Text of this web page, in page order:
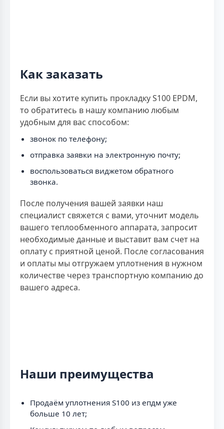
Как заказать
Если вы хотите купить прокладку S100 EPDM,
то обратитесь в нашу компанию любым
удобным для вас способом:
звонок по телефону;
отправка заявки на электронную почту;
воспользоваться виджетом обратного
звонка.
После получения вашей заявки наш
специалист свяжется с вами, уточнит модель
вашего теплообменного аппарата, запросит
необходимые данные и выставит вам счет на
оплату с приятной ценой. После согласования
и оплаты мы отгружаем уплотнения в нужном
количестве через транспортную компанию до
вашего адреса.
Наши преимущества
Продаём уплотнения S100 из епдм уже
больше 10 лет;